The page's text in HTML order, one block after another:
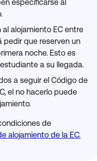
especificarse al
alojamiento EC entre
pedir que reserven un
noche. Esto es
a su llegada.
a seguir el Código de
el no hacerlo puede
de
alojamiento de la EC.